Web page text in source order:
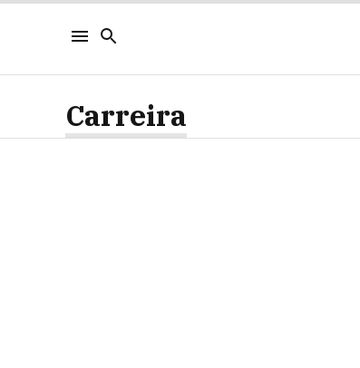
Carreira